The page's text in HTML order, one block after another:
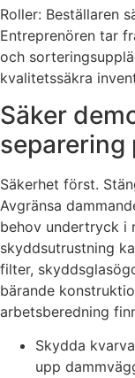
Roller: Beställaren
Entreprenören tar
och
kvalitetssäkra
Säker
separering
Säkerhet först.
Avgränsa
behov undertryck i
skyddsutrustning
filter,
bärande
arbetsberedning
Skydda
upp